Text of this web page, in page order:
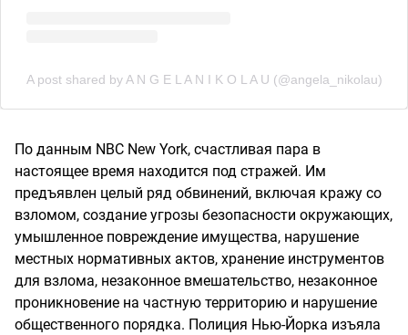
A post shared by A N G E L A N I K O L A U (@angela_nikolau)
По данным NBC New York, счастливая пара в
настоящее время находится под стражей. Им
предъявлен целый ряд обвинений, включая кражу со
взломом, создание угрозы безопасности окружающих,
умышленное повреждение имущества, нарушение
местных нормативных актов, хранение инструментов
для взлома, незаконное вмешательство, незаконное
проникновение на частную территорию и нарушение
общественного порядка. Полиция Нью-Йорка изъяла